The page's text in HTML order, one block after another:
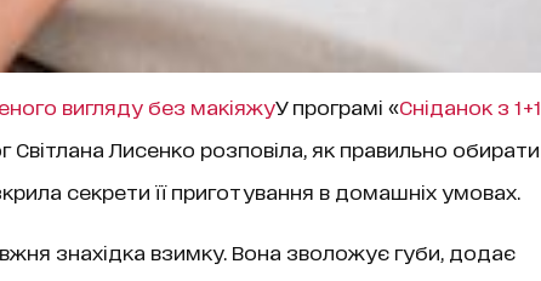
вигляду без макіяжуУ програмі «Сніданок з 1+1
Лисенко розповіла, як правильно обирати
секрети її приготування в домашніх умовах.
знахідка взимку. Вона зволожує губи, додає